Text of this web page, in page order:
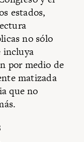
estados,
no sólo
incluya
por medio de
matizada
que no